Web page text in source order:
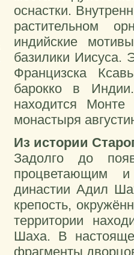
оснастки.
растительном
индийские
базилики Иисуса.
Францизска
барокко в
находится
монастыря
Из истории
Задолго до
процветающим
династии Адил
крепость,
территории
Шаха. В
фрагменты